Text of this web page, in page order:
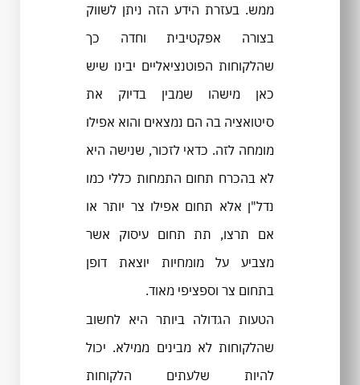
ממש. בעזרת הידע הזה ניתן לשווק
בצורה אפקטיבית וחדה כך
שהלקוחות הפוטנציאליים יבינו שיש
כאן מישהו שמבין בדיוק את
סיטואציה בה הם נמצאים והוא אפילו
מומחה לזה. כדאי לזכור, שנישה היא
לא בהכרח תחום התמחות כללי כמו
נדל"ן אלא תחום אפילו צר יותר או
אם תרצו, תת תחום עיסוק אשר
מצביע על מומחיות יוצאת דופן
בתחום צר וספציפי מאוד.
הטעות הגדולה ביותר היא לחשוב
שהלקוחות לא מבינים ממילא. יכול
להיות שלעתים הלקוחות